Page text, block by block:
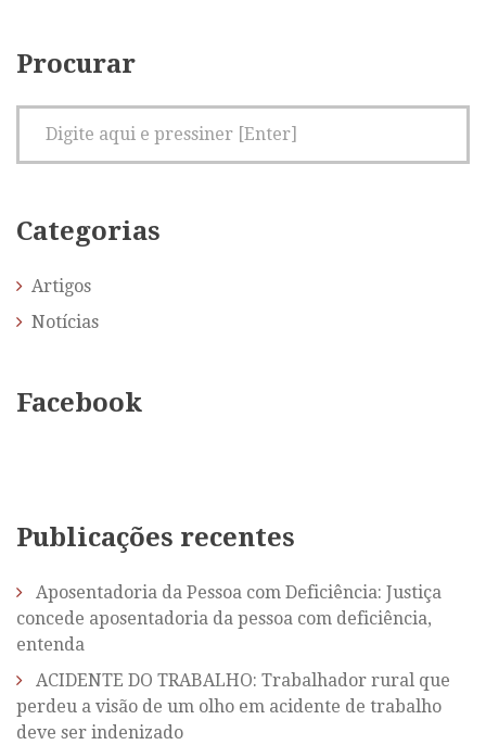
Procurar
Categorias
Artigos
Notícias
Facebook
Publicações recentes
Aposentadoria da Pessoa com Deficiência: Justiça
concede aposentadoria da pessoa com deficiência,
entenda
ACIDENTE DO TRABALHO: Trabalhador rural que
perdeu a visão de um olho em acidente de trabalho
deve ser indenizado